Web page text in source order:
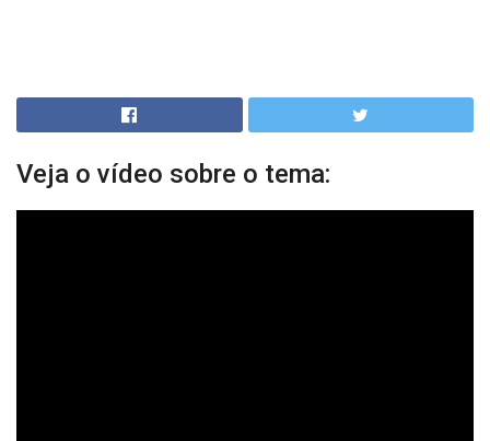
Veja o vídeo sobre o tema: